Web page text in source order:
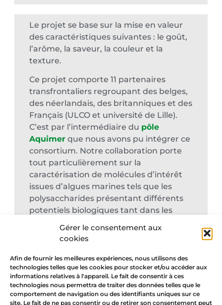
Gérer le consentement aux
cookies
Afin de fournir les meilleures expériences, nous utilisons des
technologies telles que les cookies pour stocker et/ou accéder aux
informations relatives à l'appareil. Le fait de consentir à ces
technologies nous permettra de traiter des données telles que le
comportement de navigation ou des identifiants uniques sur ce
site. Le fait de ne pas consentir ou de retirer son consentement peut
Le projet se base sur la mise en valeur
des caractéristiques suivantes : le goût,
l’arôme, la saveur, la couleur et la
texture.
Ce projet comporte 11 partenaires
transfrontaliers regroupant des belges,
des néerlandais, des britanniques et des
Français (ULCO et université de Lille).
C’est par l’intermédiaire du pôle
Aquimerque nous avons pu intégrer ce
consortium. Notre collaboration porte
tout particulièrement sur la
caractérisation de molécules d’intérêt
issues d’algues marines tels que les
polysaccharides présentant différents
potentiels biologiques tant dans les
cosmétique ou de la pharmaceutique.